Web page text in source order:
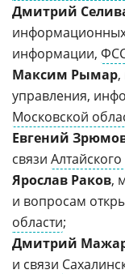
Дмитрий
информации,
Максим Рымар
управления,
Московской
Евгений
связи Алтайского
Ярослав Раков,
и вопросам
области;
Дмитрий
и связи